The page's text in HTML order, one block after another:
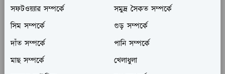
সফটওয়্যার সম্পর্কে
সমুদ্র সৈকত সম্পর্কে
সিম সম্পর্কে
গুড় সম্পর্কে
দাঁত সম্পর্কে
পানি সম্পর্কে
মাছ সম্পর্কে
খেলাধুলা